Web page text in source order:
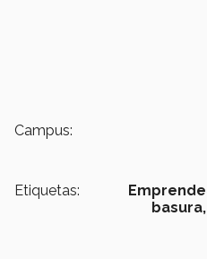
Campus:
Etiquetas:
basura,